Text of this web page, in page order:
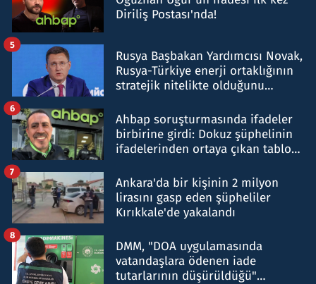
Diriliş Postası'nda!
Rusya Başbakan Yardımcısı Novak,
Rusya-Türkiye enerji ortaklığının
stratejik nitelikte olduğunu
5
Ahbap soruşturmasında ifadeler
birbirine girdi: Dokuz şüphelinin
ifadelerinden ortaya çıkan tablo
6
Ankara'da bir kişinin 2 milyon
lirasını gasp eden şüpheliler
Kırıkkale'de yakalandı
7
DMM, "DOA uygulamasında
vatandaşlara ödenen iade
tutarlarının düşürüldüğü"
8